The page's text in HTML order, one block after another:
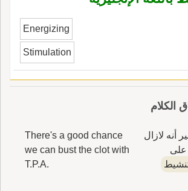
Energizing
Stimulation
الكلام
أنه لازال
على
There's a good chance
we can bust the clot with
T.P.A.